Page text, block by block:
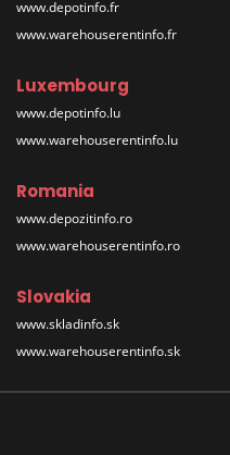
www.depotinfo.fr
www.warehouserentinfo.fr
Luxembourg
www.depotinfo.lu
www.warehouserentinfo.lu
Romania
www.depozitinfo.ro
www.warehouserentinfo.ro
Slovakia
www.skladinfo.sk
www.warehouserentinfo.sk